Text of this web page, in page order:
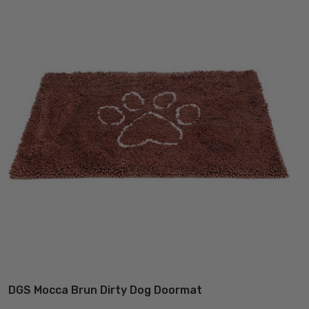
DGS Mocca Brun Dirty Dog Doormat